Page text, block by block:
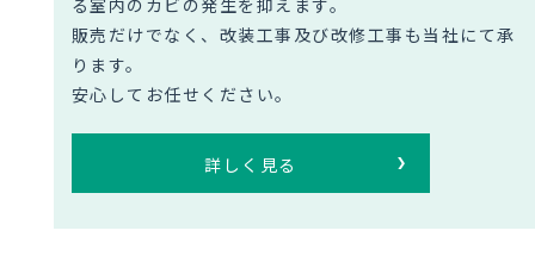
販売だけでなく、改装工事及び改修工事も当社にて承
ります。
安心してお任せください。
詳しく見る